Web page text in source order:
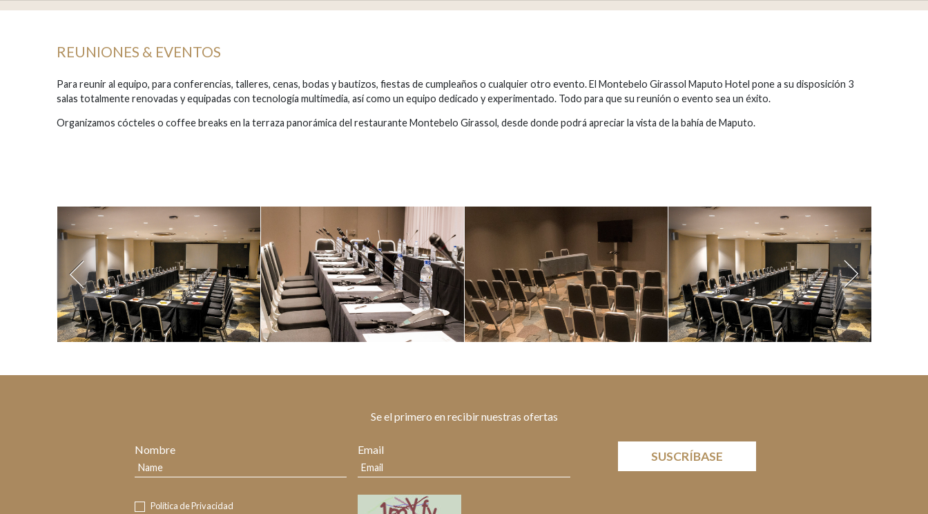
REUNIONES & EVENTOS
Para reunir al equipo, para conferencias, talleres, cenas, bodas y bautizos, fiestas de cumpleaños o cualquier otro evento. El Montebelo Girassol Maputo Hotel pone a su disposición 3
salas totalmente renovadas y equipadas con tecnología multimedia, así como un equipo dedicado y experimentado. Todo para que su reunión o evento sea un éxito.
Organizamos cócteles o coffee breaks en la terraza panorámica del restaurante Montebelo Girassol, desde donde podrá apreciar la vista de la bahía de Maputo.
Se el primero en recibir nuestras ofertas
Nombre Email SUSCRÍBASE
Política de Privacidad